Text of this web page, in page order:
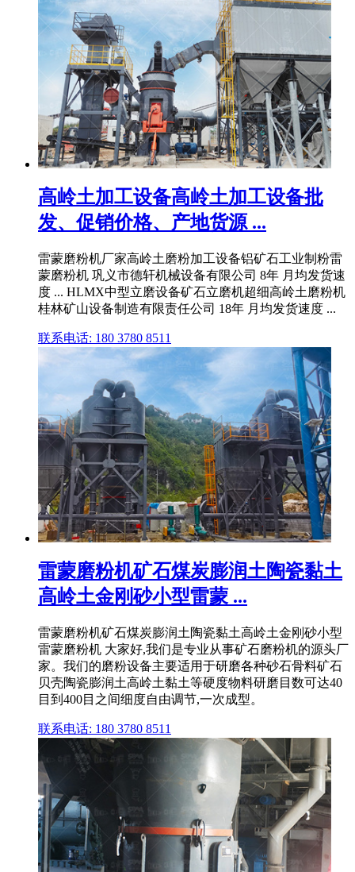
高岭土加工设备高岭土加工设备批
发、促销价格、产地货源 ...
雷蒙磨粉机厂家高岭土磨粉加工设备铝矿石工业制粉雷
蒙磨粉机 巩义市德轩机械设备有限公司 8年 月均发货速
度 ... HLMX中型立磨设备矿石立磨机超细高岭土磨粉机
桂林矿山设备制造有限责任公司 18年 月均发货速度 ...
联系电话: 180 3780 8511
雷蒙磨粉机矿石煤炭膨润土陶瓷黏土
高岭土金刚砂小型雷蒙 ...
雷蒙磨粉机矿石煤炭膨润土陶瓷黏土高岭土金刚砂小型
雷蒙磨粉机 大家好,我们是专业从事矿石磨粉机的源头厂
家。我们的磨粉设备主要适用于研磨各种砂石骨料矿石
贝壳陶瓷膨润土高岭土黏土等硬度物料研磨目数可达40
目到400目之间细度自由调节,一次成型。
联系电话: 180 3780 8511